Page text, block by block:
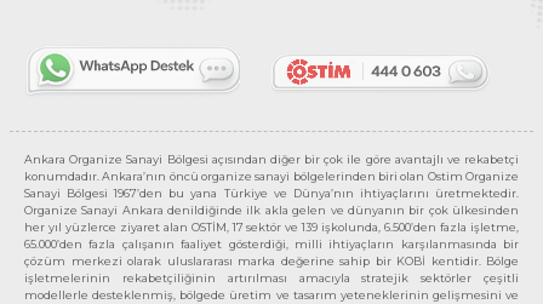
Ankara Organize Sanayi Bölgesi açısından diğer bir çok ile göre avantajlı ve rekabetçi
konumdadır. Ankara’nın öncü organize sanayi bölgelerinden biri olan Ostim Organize
Sanayi Bölgesi 1967’den bu yana Türkiye ve Dünya’nın ihtiyaçlarını üretmektedir.
Organize Sanayi Ankara denildiğinde ilk akla gelen ve dünyanın bir çok ülkesinden
her yıl yüzlerce ziyaret alan OSTİM, 17 sektör ve 139 işkolunda, 6.500’den fazla işletme,
65.000’den fazla çalışanın faaliyet gösterdiği, milli ihtiyaçların karşılanmasında bir
çözüm merkezi olarak uluslararası marka değerine sahip bir KOBİ kentidir. Bölge
işletmelerinin rekabetçiliğinin artırılması amacıyla stratejik sektörler çeşitli
modellerle desteklenmiş, bölgede üretim ve tasarım yeteneklerinin gelişmesini ve